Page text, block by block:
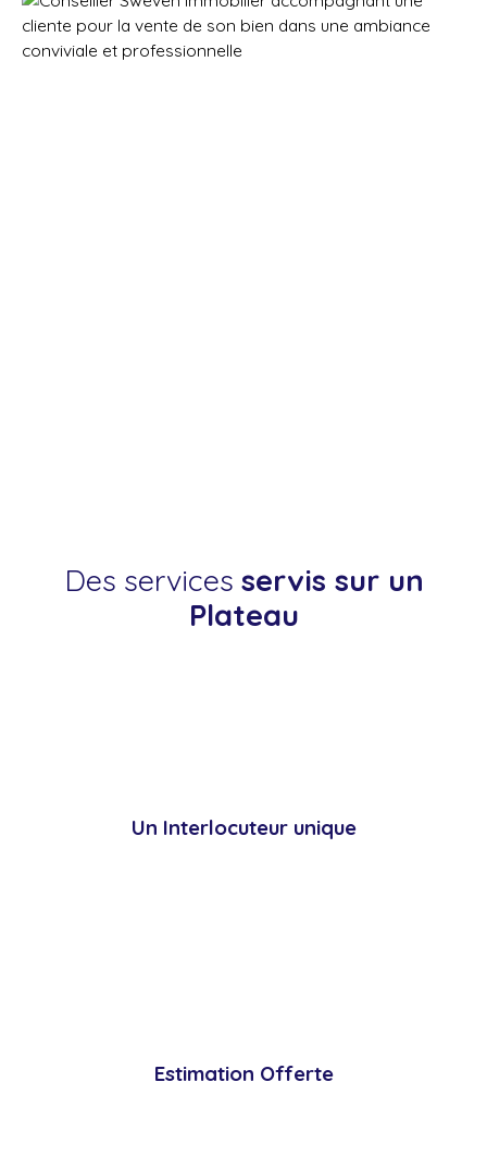
Des services servis sur un
Plateau
Un Interlocuteur unique
Estimation Offerte